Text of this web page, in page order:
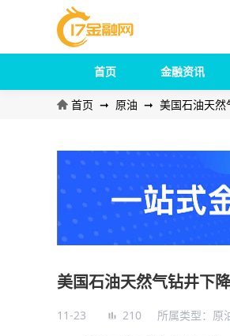
首页 金融资讯
首页 ➞ 原油 ➞ 美国石油天然
美国石油天然气钻井下
11-23 210 所属类型： 原